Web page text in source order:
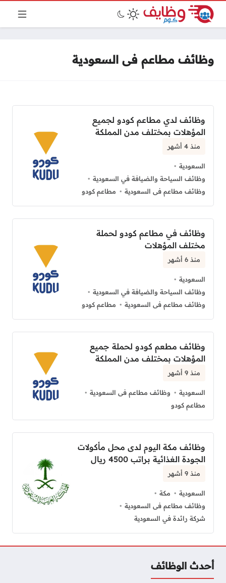
وظائف مطاعم فى السعودية
وظائف لدي مطاعم كودو لجميع
المؤهلات بمختلف مدن المملكة
منذ 4 أشهر
السعودية
وظائف السياحة والضيافة في السعودية
وظائف مطاعم فى السعودية
مطاعم كودو
وظائف في مطاعم كودو لحملة
مختلف المؤهلات
منذ 6 أشهر
السعودية
وظائف السياحة والضيافة في السعودية
وظائف مطاعم فى السعودية
مطاعم كودو
وظائف مطعم كودو لحملة جميع
المؤهلات بمختلف مدن المملكة
منذ 9 أشهر
السعودية
وظائف مطاعم فى السعودية
مطاعم كودو
وظائف مكة اليوم لدى محل مأكولات
الجودة الغذائية براتب 4500 ريال
منذ 9 أشهر
السعودية
مكة
وظائف مطاعم فى السعودية
شركة رائدة في السعودية
أحدث الوظائف